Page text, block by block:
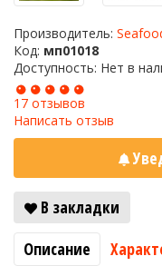
Производитель:
Код: мп01018
Доступность: Нет в
17 отзывов
Написать отзыв
В закладки
Описание